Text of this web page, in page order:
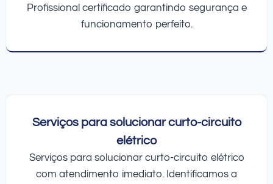
Profissional certificado garantindo segurança e
funcionamento perfeito.
Serviços para solucionar curto-circuito
elétrico
Serviços para solucionar curto-circuito elétrico
com atendimento imediato. Identificamos a